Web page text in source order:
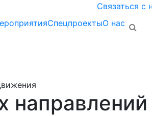
Связаться с
СпецпроектыО нас
направлений